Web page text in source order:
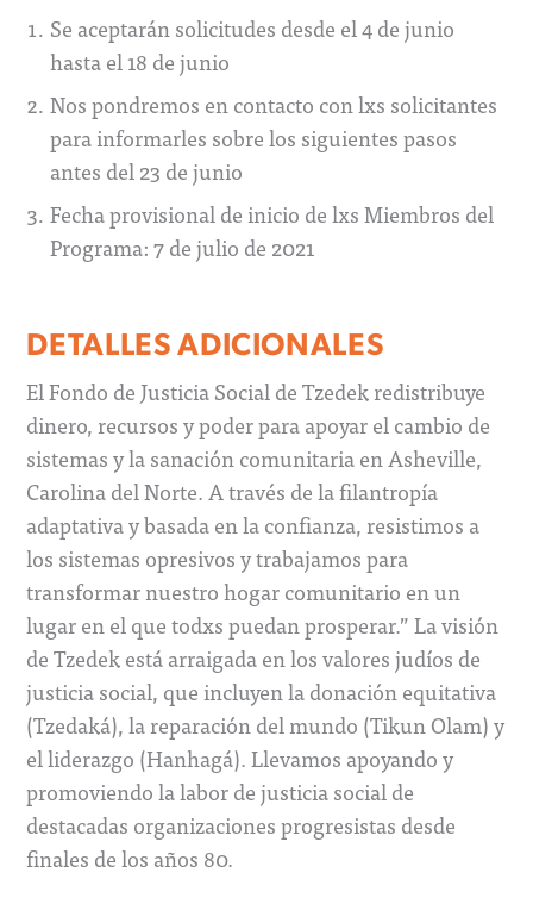
Se aceptarán solicitudes desde el 4 de junio
hasta el 18 de junio
Nos pondremos en contacto con lxs solicitantes
para informarles sobre los siguientes pasos
antes del 23 de junio
Fecha provisional de inicio de lxs Miembros del
Programa: 7 de julio de 2021
DETALLES ADICIONALES
El Fondo de Justicia Social de Tzedek redistribuye
dinero, recursos y poder para apoyar el cambio de
sistemas y la sanación comunitaria en Asheville,
Carolina del Norte. A través de la filantropía
adaptativa y basada en la confianza, resistimos a
los sistemas opresivos y trabajamos para
transformar nuestro hogar comunitario en un
lugar en el que todxs puedan prosperar.” La visión
de Tzedek está arraigada en los valores judíos de
justicia social, que incluyen la donación equitativa
(Tzedaká), la reparación del mundo (Tikun Olam) y
el liderazgo (Hanhagá). Llevamos apoyando y
promoviendo la labor de justicia social de
destacadas organizaciones progresistas desde
finales de los años 80.